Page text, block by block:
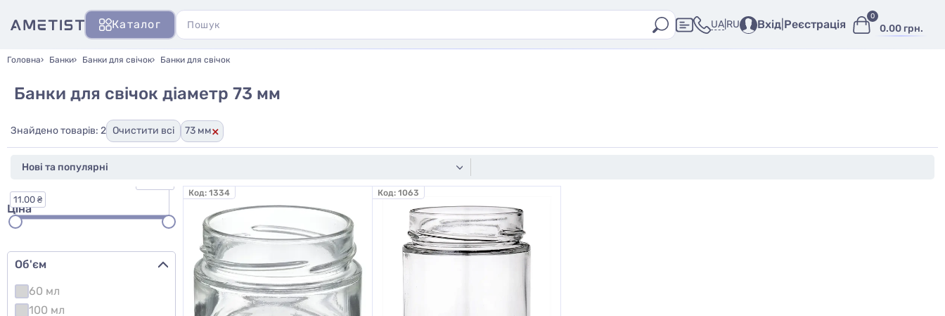
Каталог UA RU Вхід Реєстрація 0.00 грн.
0
Головна Банки Банки для свічок Банки для свічок
Банки для свічок діаметр 73 мм
Знайдено товарів: 2 Очистити всі 73 мм×
Ціна
11.00 ₴
Об'єм
60 мл
100 мл
Код: 1334 Код: 1063